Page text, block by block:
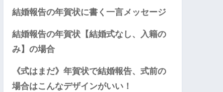
結婚報告の年賀状に書く一言メッセージ
結婚報告の年賀状【結婚式なし、入籍の
み】の場合
《式はまだ》年賀状で結婚報告、式前の
場合はこんなデザインがいい！